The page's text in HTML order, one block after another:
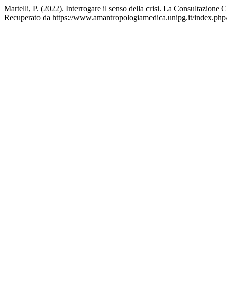
Martelli, P. (2022). Interrogare il senso della crisi. La Consultazione
Recuperato da https://www.amantropologiamedica.unipg.it/